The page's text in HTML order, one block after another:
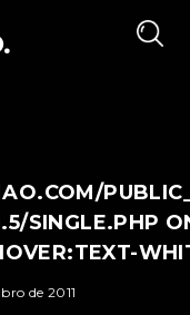
SINGLE.PHP
de 2011